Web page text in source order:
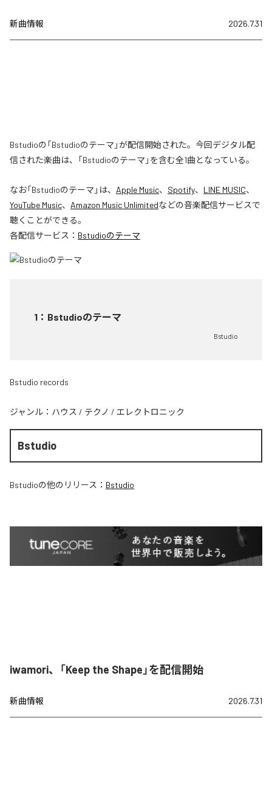
新曲情報 2026.7.31
Bstudioの「Bstudioのテーマ」が配信開始された。今回デジタル配
信された楽曲は、「Bstudioのテーマ」を含む全1曲となっている。
なお「Bstudioのテーマ 」は、 Apple Music、 Spotify、 LINE MUSIC、
YouTube Music、 Amazon Music Unlimitedなどの音楽配信サービスで
聴くことができる。
各配信サービス： Bstudioのテーマ
1 ： Bstudioのテーマ
Bstudio
Bstudio records
ジャンル： ハウス / テクノ / エレクトロニック
Bstudio
Bstudioの他のリリース： Bstudio
iwamori、「Keep the Shape」を配信開始
新曲情報 2026.7.31